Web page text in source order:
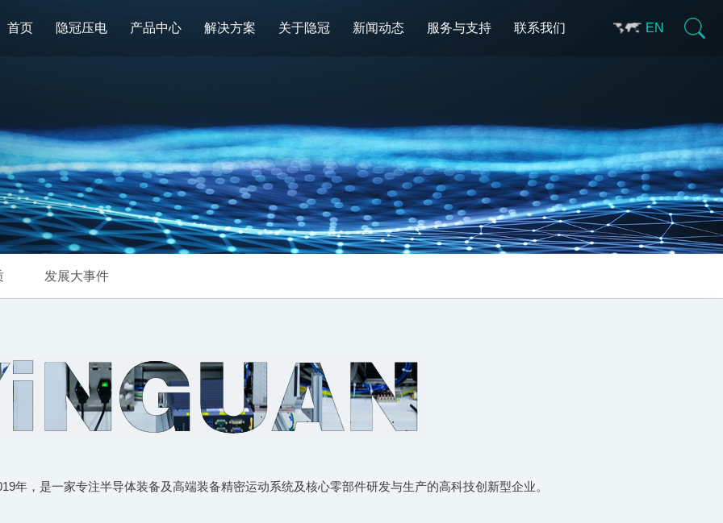
首页 隐冠压电 产品中心 解决方案 关于隐冠 新闻动态 服务与支持 联系我们 EN
发展大事件
年，是一家专注半导体装备及高端装备精密运动系统及核心零部件研发与生产的高科技创新型企业。